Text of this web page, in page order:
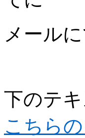
メール
下のテ
こちら